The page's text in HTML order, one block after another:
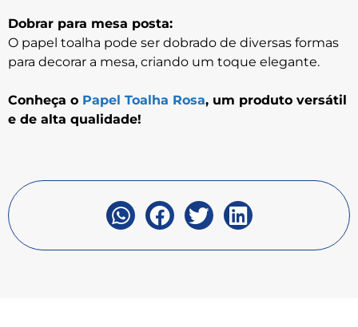
Dobrar para mesa posta:
O papel toalha pode ser dobrado de diversas formas
para decorar a mesa, criando um toque elegante.
Conheça o Papel Toalha Rosa, um produto versátil
e de alta qualidade!